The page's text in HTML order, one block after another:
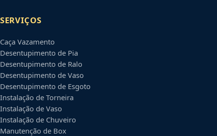
SERVIÇOS
Caça Vazamento
Desentupimento de Pia
Desentupimento de Ralo
Desentupimento de Vaso
Desentupimento de Esgoto
Instalação de Torneira
Instalação de Vaso
Instalação de Chuveiro
Manutenção de Box